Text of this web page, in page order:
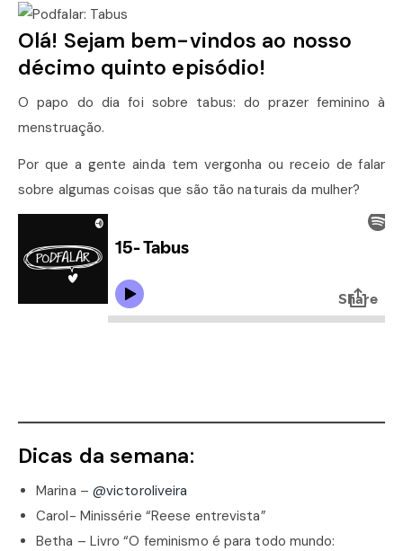
Olá! Sejam bem-vindos ao nosso
décimo quinto episódio!
O papo do dia foi sobre tabus: do prazer feminino à
menstruação.
Por que a gente ainda tem vergonha ou receio de falar
sobre algumas coisas que são tão naturais da mulher?
Dicas da semana:
Marina – @victoroliveira
Carol- Minissérie “Reese entrevista”
Betha – Livro “O feminismo é para todo mundo: